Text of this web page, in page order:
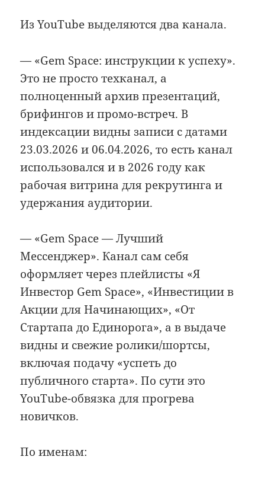
Из YouTube выделяются два канала.
— «Gem Space: инструкции к успеху».
Это не просто техканал, а
полноценный архив презентаций,
брифингов и промо-встреч. В
индексации видны записи с датами
23.03.2026 и 06.04.2026, то есть канал
использовался и в 2026 году как
рабочая витрина для рекрутинга и
удержания аудитории.
— «Gem Space — Лучший
Мессенджер». Канал сам себя
оформляет через плейлисты «Я
Инвестор Gem Space», «Инвестиции в
Акции для Начинающих», «От
Стартапа до Единорога», а в выдаче
видны и свежие ролики/шортсы,
включая подачу «успеть до
публичного старта». По сути это
YouTube-обвязка для прогрева
новичков.
По именам: